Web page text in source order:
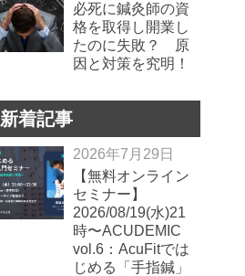
必死に鍼灸師の資
格を取得し開業し
たのに失敗？ 原
因と対策を究明！
新着記事
2026年7月29日
【無料オンライン
セミナー】
2026/08/19(水)21
時〜ACUDEMIC
vol.6：AcuFitでは
じめる「手指鍼」